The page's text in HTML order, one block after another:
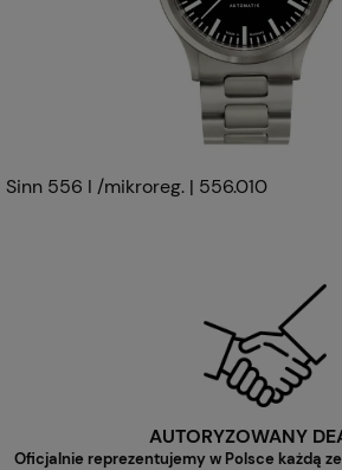
Sinn 556 I /mikroreg. | 556.010
AUTORYZOWANY
Oficjalnie reprezentujemy w Polsce każdą